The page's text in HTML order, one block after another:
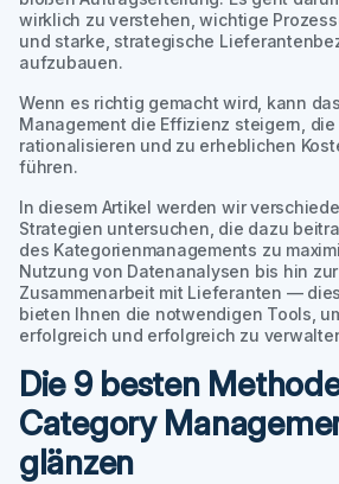
wirklich zu verstehen, wichtige
und starke, strategische
aufzubauen.
Wenn es richtig gemacht wird, kann
Management die Effizienz steigern,
rationalisieren und zu erheblichen
führen.
In diesem Artikel werden wir
Strategien untersuchen, die dazu
des Kategorienmanagements zu
Nutzung von Datenanalysen bis hin
Zusammenarbeit mit Lieferanten —
bieten Ihnen die notwendigen Tools,
erfolgreich und erfolgreich zu
Die 9 besten
Category
glänzen